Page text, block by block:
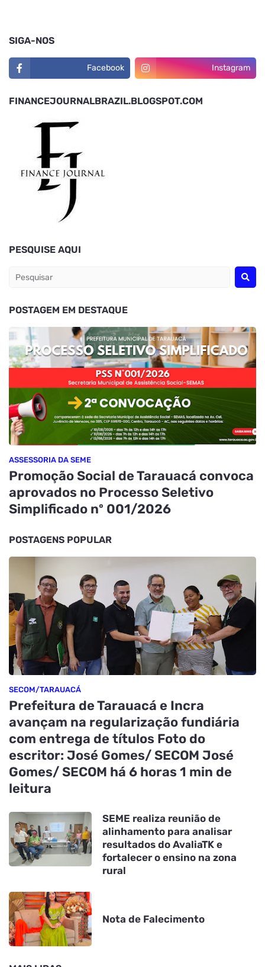
SIGA-NOS
Facebook Instagram
FINANCEJOURNALBRAZIL.BLOGSPOT.COM
PESQUISE AQUI
POSTAGEM EM DESTAQUE
ASSESSORIA DA SEME
Promoção Social de Tarauacá convoca
aprovados no Processo Seletivo
Simplificado nº 001/2026
POSTAGENS POPULAR
SECOM/TARAUACÁ
Prefeitura de Tarauacá e Incra
avançam na regularização fundiária
com entrega de títulos Foto do
escritor: José Gomes/ SECOM José
Gomes/ SECOM há 6 horas 1 min de
leitura
SEME realiza reunião de
alinhamento para analisar
resultados do AvaliaTK e
fortalecer o ensino na zona
rural
Nota de Falecimento